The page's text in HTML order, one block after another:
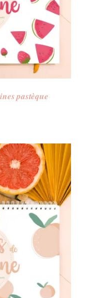
pastèque